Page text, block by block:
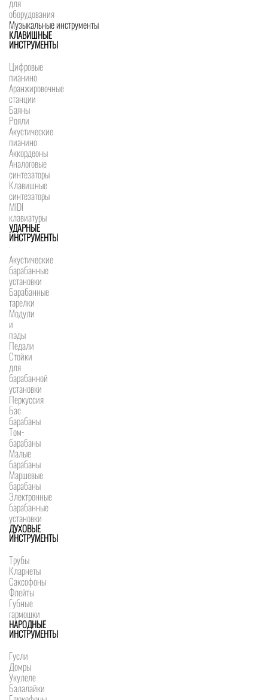
для
оборудования
Музыкальные инструменты
КЛАВИШНЫЕ
ИНСТРУМЕНТЫ
Цифровые
пианино
Аранжировочные
станции
Баяны
Рояли
Акустические
пианино
Аккордеоны
Аналоговые
синтезаторы
Клавишные
синтезаторы
MIDI
клавиатуры
УДАРНЫЕ
ИНСТРУМЕНТЫ
Акустические
барабанные
установки
Барабанные
тарелки
Модули
и
пэды
Педали
Стойки
для
барабанной
установки
Перкуссия
Бас
барабаны
Том-
барабаны
Малые
барабаны
Маршевые
барабаны
Электронные
барабанные
установки
ДУХОВЫЕ
ИНСТРУМЕНТЫ
Трубы
Кларнеты
Саксофоны
Флейты
Губные
гармошки
НАРОДНЫЕ
ИНСТРУМЕНТЫ
Гусли
Домры
Укулеле
Балалайки